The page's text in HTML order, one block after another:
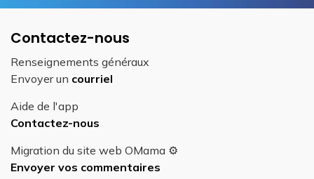
Contactez-nous
Renseignements généraux
Envoyer un courriel
Aide de l'app
Contactez-nous
Migration du site web OMama ⚙️
Envoyer vos commentaires